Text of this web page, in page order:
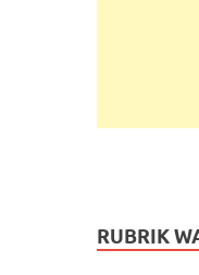
RUBRIK